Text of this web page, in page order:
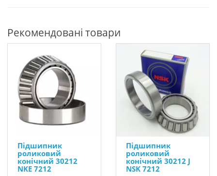
Рекомендовані товари
Підшипник
роликовий
конічний 30212
NKE 7212
Підшипник
роликовий
конічний 30212 J
NSK 7212